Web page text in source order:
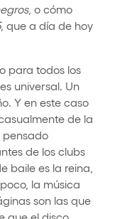
, o cómo
, que a día de hoy
para todos los
universal. Un
Y en este caso
de la
pensado
de los clubs
baile es la reina,
la música
son las que